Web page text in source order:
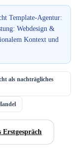
Template-Agentur:
Webdesign &
Kontext und
als nachträgliches
Erstgespräch